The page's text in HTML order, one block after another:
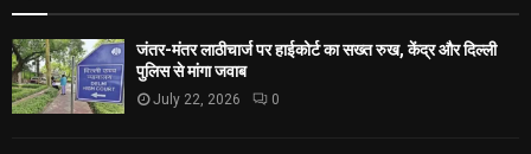
जंतर-मंतर लाठीचार्ज पर हाईकोर्ट का सख्त रुख, केंद्र और दिल्ली
पुलिस से मांगा जवाब
July 22, 2026 0